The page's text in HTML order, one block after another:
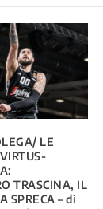
LE
TRASCINA, IL
SPRECA – di